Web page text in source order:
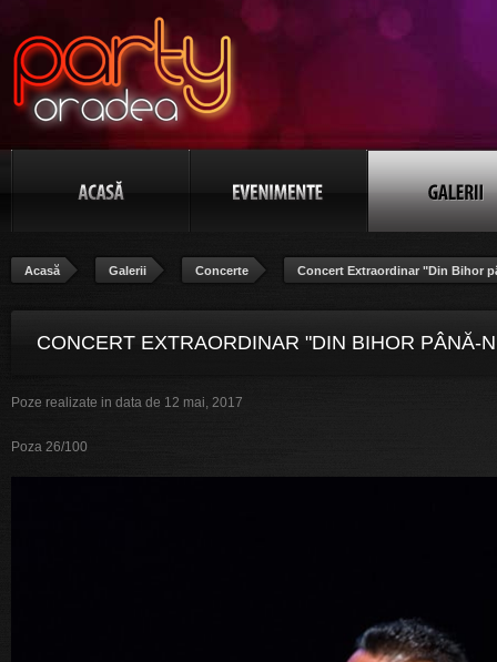
Acasă Galerii Concerte Concert Extraordinar "Din Bihor
CONCERT EXTRAORDINAR "DIN BIHOR PÂNĂ-N
Poze realizate in data de 12 mai, 2017
Poza 26/100